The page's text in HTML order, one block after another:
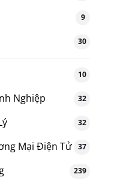
9
30
10
Nghiệp 32
32
Mại Điện Tử 37
239